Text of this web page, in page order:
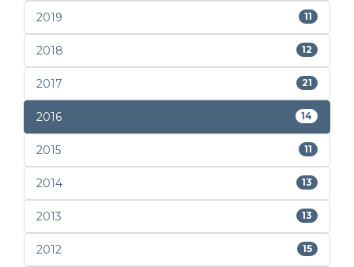
2019 11
2018 12
2017 21
2016 14
2015 11
2014 13
2013 13
2012 15